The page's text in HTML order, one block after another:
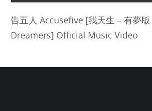
告五人 Accusefive [我天生 – 有夢
Dreamers] Official Music Video